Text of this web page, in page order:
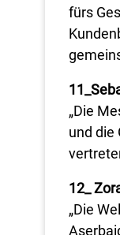
fürs
„Die
und die
12_
„Die